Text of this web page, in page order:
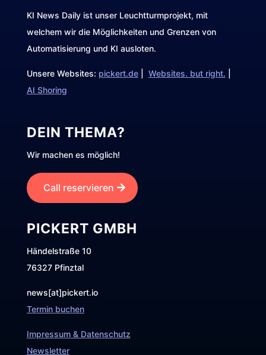
KI News Daily ist unser Leuchtturmprojekt, mit
welchem wir die Möglichkeiten und Grenzen von
Automatisierung und KI ausloten.
Unsere Websites: pickert.de| Websites. but right.
AI Shoring
DEIN THEMA?
Wir machen es möglich!
Call reservieren
PICKERT GMBH
Händelstraße 10
76327 Pfinztal
news[at]pickert.io
Termin buchen
Impressum & Datenschutz
Newsletter